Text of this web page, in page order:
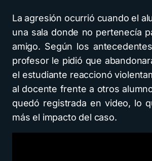
La agresión ocurrió cuando el
una sala donde no pertenecía
amigo. Según los
profesor le pidió que
el estudiante reaccionó
al docente frente a otros
quedó registrada en video, lo
más el impacto del caso.